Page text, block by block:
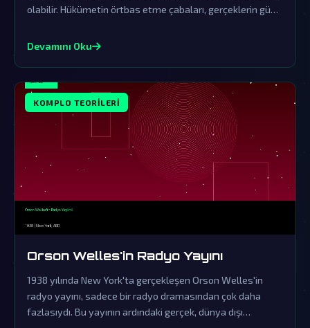
olabilir. Hükümetin örtbas etme çabaları, gerçeklerin gün
Devamını Oku
KOMPLO TEORILERI
Orson Welles'in Radyo Yayını
1938 yılında New York'ta gerçekleşen Orson Welles'in
radyo yayını, sadece bir radyo dramasından çok daha
fazlasıydı. Bu yayının ardındaki gerçek, dünya dışı